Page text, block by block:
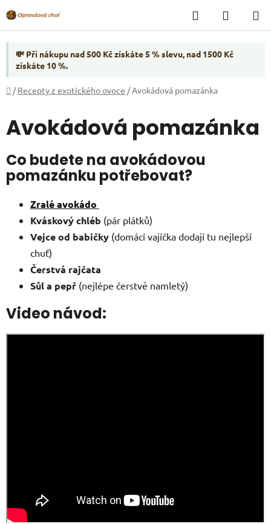
na
obsah
Hledat
KOŠÍK
💸 Při nákupu nad 500 Kč získáte 5 % slevu, nad 1500 Kč
získáte 10 %.
Domů
/ Recepty z exotického ovoce /Avokádová pomazánka
Avokádová pomazánka
Co budete na avokádovou
pomazánku potřebovat?
Zralé avokádo
Kváskový chléb (pár plátků)
Vejce od babičky (domácí vajíčka dodají tu nejlepší
chuť)
Čerstvá rajčata
Sůl a pepř (nejlépe čerstvě namletý)
Video návod: